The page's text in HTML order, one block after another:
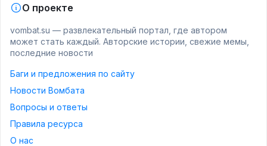
О проекте
vombat.su — развлекательный портал, где автором
может стать каждый. Авторские истории, свежие мемы,
последние новости
Баги и предложения по сайту
Новости Вомбата
Вопросы и ответы
Правила ресурса
О нас